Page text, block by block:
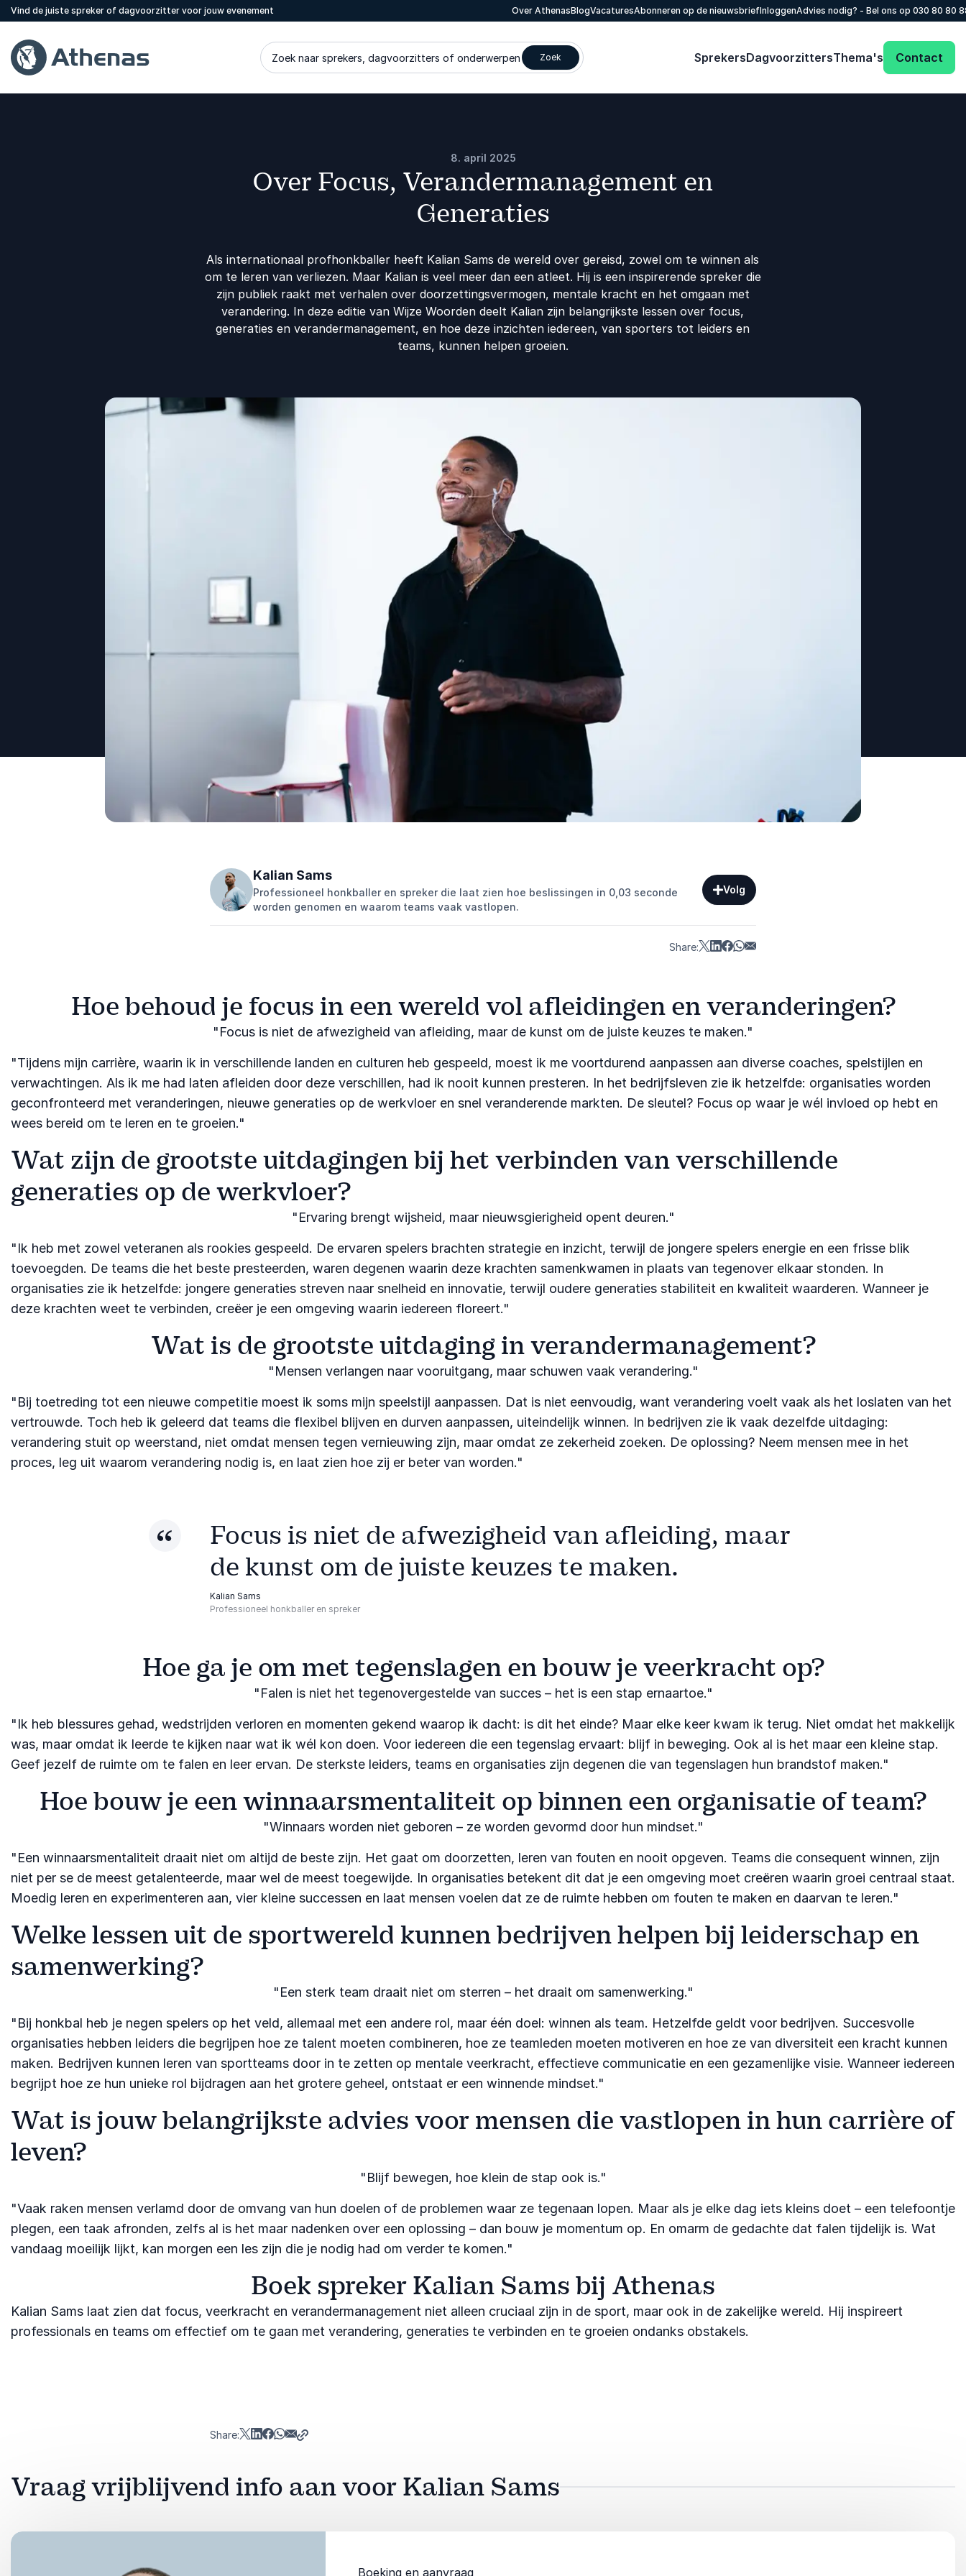
Vind de juiste spreker of dagvoorzitter voor jouw evenement Over AthenasBlogVacaturesAbonneren op de nieuwsbriefInloggenAdvies nodig? - Bel ons op 030 80 80
Zoek naar sprekers, dagvoorzitters of onderwerpen Zoek SprekersDagvoorzittersThema's Contact
8. april 2025
Over Focus, Verandermanagement en
Generaties
Als internationaal profhonkballer heeft Kalian Sams de wereld over gereisd, zowel om te winnen als
om te leren van verliezen. Maar Kalian is veel meer dan een atleet. Hij is een inspirerende spreker die
zijn publiek raakt met verhalen over doorzettingsvermogen, mentale kracht en het omgaan met
verandering. In deze editie van Wijze Woorden deelt Kalian zijn belangrijkste lessen over focus,
generaties en verandermanagement, en hoe deze inzichten iedereen, van sporters tot leiders en
teams, kunnen helpen groeien.
Kalian Sams
Professioneel honkballer en spreker die laat zien hoe beslissingen in 0,03 seconde
worden genomen en waarom teams vaak vastlopen.
Volg
Share:
Hoe behoud je focus in een wereld vol afleidingen en veranderingen?
"Focus is niet de afwezigheid van afleiding, maar de kunst om de juiste keuzes te maken."​
"Tijdens mijn carrière, waarin ik in verschillende landen en culturen heb gespeeld, moest ik me voortdurend aanpassen aan diverse coaches, spelstijlen en
verwachtingen. Als ik me had laten afleiden door deze verschillen, had ik nooit kunnen presteren. In het bedrijfsleven zie ik hetzelfde: organisaties worden
geconfronteerd met veranderingen, nieuwe generaties op de werkvloer en snel veranderende markten. De sleutel? Focus op waar je wél invloed op hebt en
wees bereid om te leren en te groeien."​
Wat zijn de grootste uitdagingen bij het verbinden van verschillende
generaties op de werkvloer?
"Ervaring brengt wijsheid, maar nieuwsgierigheid opent deuren."​
"Ik heb met zowel veteranen als rookies gespeeld. De ervaren spelers brachten strategie en inzicht, terwijl de jongere spelers energie en een frisse blik
toevoegden. De teams die het beste presteerden, waren degenen waarin deze krachten samenkwamen in plaats van tegenover elkaar stonden. In
organisaties zie ik hetzelfde: jongere generaties streven naar snelheid en innovatie, terwijl oudere generaties stabiliteit en kwaliteit waarderen. Wanneer je
deze krachten weet te verbinden, creëer je een omgeving waarin iedereen floreert."
Wat is de grootste uitdaging in verandermanagement?
"Mensen verlangen naar vooruitgang, maar schuwen vaak verandering."​
"Bij toetreding tot een nieuwe competitie moest ik soms mijn speelstijl aanpassen. Dat is niet eenvoudig, want verandering voelt vaak als het loslaten van het
vertrouwde. Toch heb ik geleerd dat teams die flexibel blijven en durven aanpassen, uiteindelijk winnen. In bedrijven zie ik vaak dezelfde uitdaging:
verandering stuit op weerstand, niet omdat mensen tegen vernieuwing zijn, maar omdat ze zekerheid zoeken. De oplossing? Neem mensen mee in het
proces, leg uit waarom verandering nodig is, en laat zien hoe zij er beter van worden."​
Focus is niet de afwezigheid van afleiding, maar
de kunst om de juiste keuzes te maken.
Kalian Sams
Professioneel honkballer en spreker
Hoe ga je om met tegenslagen en bouw je veerkracht op?
"Falen is niet het tegenovergestelde van succes – het is een stap ernaartoe."​
"Ik heb blessures gehad, wedstrijden verloren en momenten gekend waarop ik dacht: is dit het einde? Maar elke keer kwam ik terug. Niet omdat het makkelijk
was, maar omdat ik leerde te kijken naar wat ik wél kon doen. Voor iedereen die een tegenslag ervaart: blijf in beweging. Ook al is het maar een kleine stap.
Geef jezelf de ruimte om te falen en leer ervan. De sterkste leiders, teams en organisaties zijn degenen die van tegenslagen hun brandstof maken."​
Hoe bouw je een winnaarsmentaliteit op binnen een organisatie of team?
"Winnaars worden niet geboren – ze worden gevormd door hun mindset."​
"Een winnaarsmentaliteit draait niet om altijd de beste zijn. Het gaat om doorzetten, leren van fouten en nooit opgeven. Teams die consequent winnen, zijn
niet per se de meest getalenteerde, maar wel de meest toegewijde. In organisaties betekent dit dat je een omgeving moet creëren waarin groei centraal staat.
Moedig leren en experimenteren aan, vier kleine successen en laat mensen voelen dat ze de ruimte hebben om fouten te maken en daarvan te leren."​
Welke lessen uit de sportwereld kunnen bedrijven helpen bij leiderschap en
samenwerking?
"Een sterk team draait niet om sterren – het draait om samenwerking."​
"Bij honkbal heb je negen spelers op het veld, allemaal met een andere rol, maar één doel: winnen als team. Hetzelfde geldt voor bedrijven. Succesvolle
organisaties hebben leiders die begrijpen hoe ze talent moeten combineren, hoe ze teamleden moeten motiveren en hoe ze van diversiteit een kracht kunnen
maken. Bedrijven kunnen leren van sportteams door in te zetten op mentale veerkracht, effectieve communicatie en een gezamenlijke visie. Wanneer iedereen
begrijpt hoe ze hun unieke rol bijdragen aan het grotere geheel, ontstaat er een winnende mindset."​
Wat is jouw belangrijkste advies voor mensen die vastlopen in hun carrière of
leven?
"Blijf bewegen, hoe klein de stap ook is."​
"Vaak raken mensen verlamd door de omvang van hun doelen of de problemen waar ze tegenaan lopen. Maar als je elke dag iets kleins doet – een telefoontje
plegen, een taak afronden, zelfs al is het maar nadenken over een oplossing – dan bouw je momentum op. En omarm de gedachte dat falen tijdelijk is. Wat
vandaag moeilijk lijkt, kan morgen een les zijn die je nodig had om verder te komen."​
Boek spreker Kalian Sams bij Athenas
Kalian Sams laat zien dat focus, veerkracht en verandermanagement niet alleen cruciaal zijn in de sport, maar ook in de zakelijke wereld. Hij inspireert
professionals en teams om effectief om te gaan met verandering, generaties te verbinden en te groeien ondanks obstakels.
Share:
Vraag vrijblijvend info aan voor Kalian Sams
Boeking en aanvraag